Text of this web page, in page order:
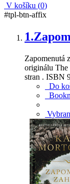
V košíku (0)
#tpl-btn-affix
1.
Zapomenutá
originálu The
stran . ISBN
Do